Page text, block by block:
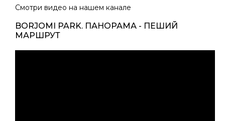
Смотри видео на нашем канале
BORJOMI PARK. ПАНОРАМА - ПЕШИЙ
МАРШРУТ